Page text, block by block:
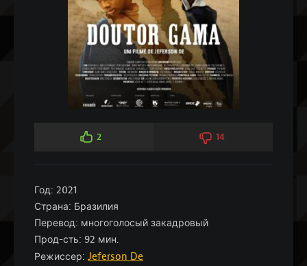
2 14
Год: 2021
Страна: Бразилия
Перевод: многоголосый закадровый
Прод-сть: 92 мин.
Режиссер: Jeferson De